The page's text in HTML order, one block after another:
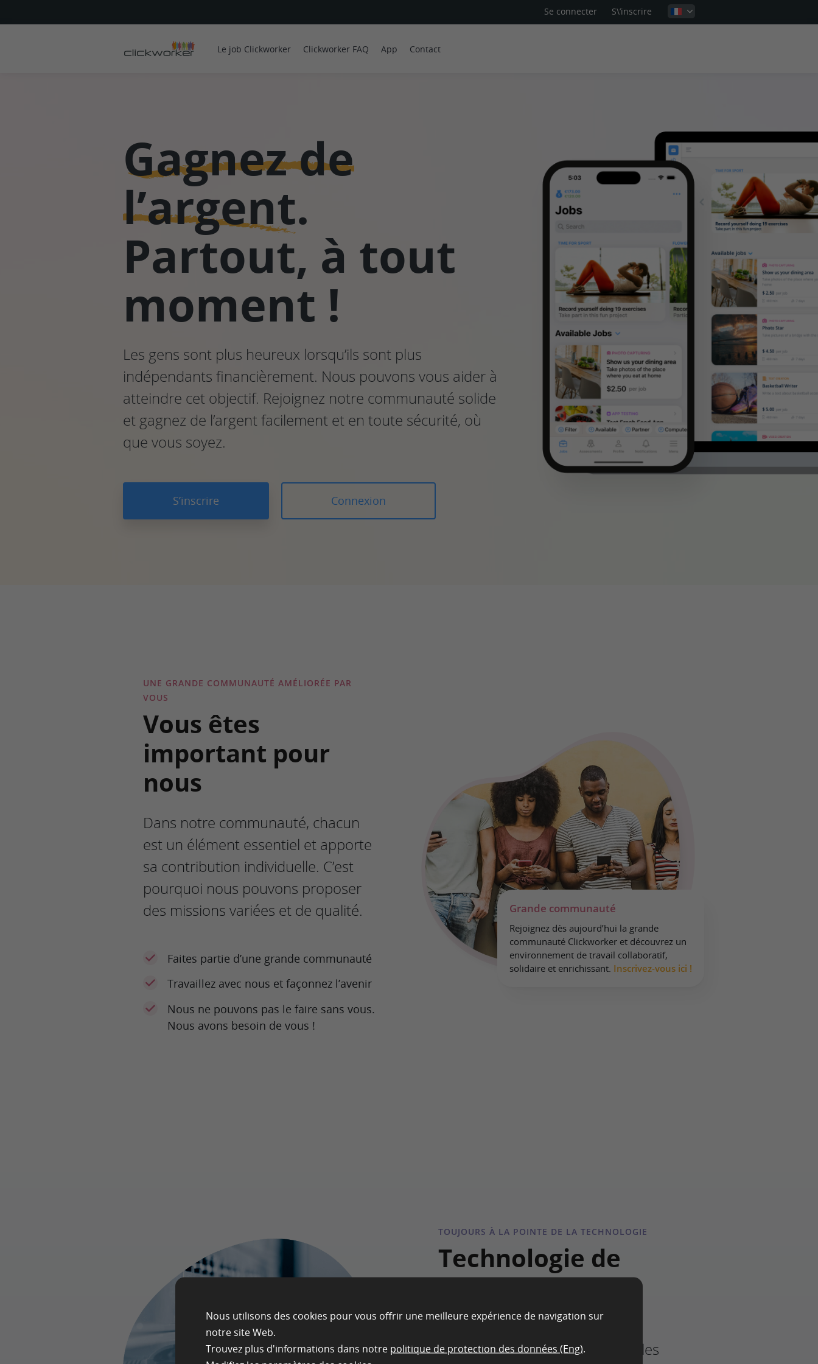
Se connecter S\’inscrire
Le job Clickworker Clickworker FAQ App Contact
Gagnez de
l’argent.
Partout, à tout
moment !
Les gens sont plus heureux lorsqu’ils sont plus
indépendants financièrement. Nous pouvons vous aider à
atteindre cet objectif. Rejoignez notre communauté solide
et gagnez de l’argent facilement et en toute sécurité, où
que vous soyez.
S’inscrire Connexion
UNE GRANDE COMMUNAUTÉ AMÉLIORÉE PAR
VOUS
Vous êtes
important pour
nous
Dans notre communauté, chacun
est un élément essentiel et apporte
sa contribution individuelle. C’est
pourquoi nous pouvons proposer
des missions variées et de qualité.
Faites partie d’une grande communauté
Travaillez avec nous et façonnez l’avenir
Nous ne pouvons pas le faire sans vous.
Nous avons besoin de vous !
Grande communauté
Rejoignez dès aujourd’hui la grande
communauté Clickworker et découvrez un
environnement de travail collaboratif,
solidaire et enrichissant. Inscrivez-vous ici !
TOUJOURS À LA POINTE DE LA TECHNOLOGIE
Technologie de
pointe
Notre hébergement moderne
garantit des performances stables
Nous utilisons des cookies pour vous offrir une meilleure expérience de navigation sur
notre site Web.
Trouvez plus d'informations dans notre politique de protection des données (Eng).